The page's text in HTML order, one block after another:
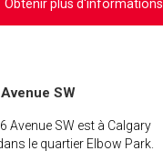
Obtenir plus d'informations
SW
Avenue SW est à Calgary
le quartier Elbow Park.